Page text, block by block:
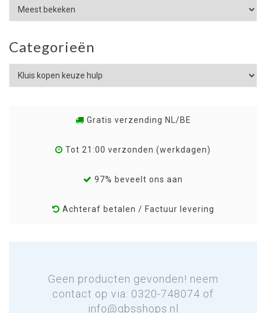
Categorieën
Gratis verzending NL/BE
Tot 21:00 verzonden (werkdagen)
97% beveelt ons aan
Achteraf betalen / Factuur levering
Geen producten gevonden! neem
contact op via: 0320-748074 of
info@gbsshops.nl